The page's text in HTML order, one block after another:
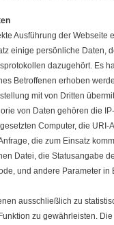
Ausführung der Webseite
einige persönliche Daten,
dazugehört. Es
Betroffenen erhoben
mit von Dritten
von Daten gehören die
Computer, die
die zum Einsatz
Datei, die Statusangabe
und andere Parameter
ausschließlich zu
zu gewährleisten.